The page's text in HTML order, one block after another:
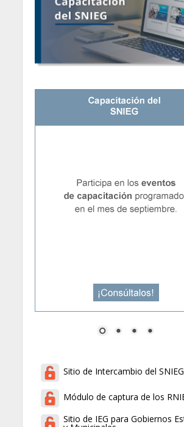
Sitio de Intercambio del SNIEG
Módulo de captura de los
Sitio de IEG para Gobiernos